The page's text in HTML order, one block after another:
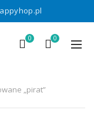
0 0
„pirat”